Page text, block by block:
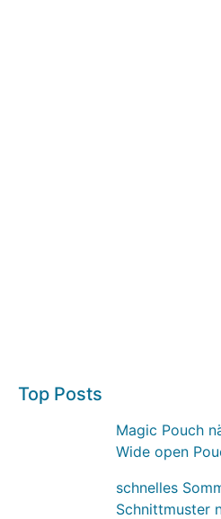
Top Posts
Magic Pouch
Wide open
schnelles
Schnittmuster